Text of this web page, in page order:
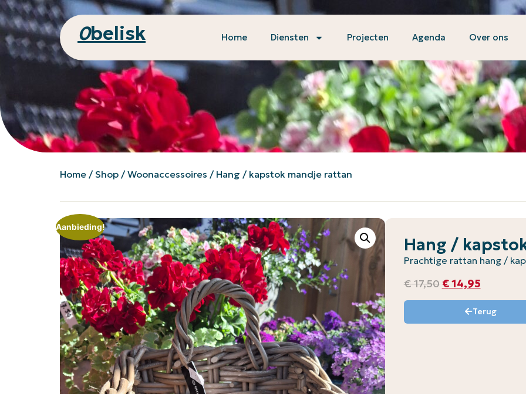
0belisk Home Diensten Projecten Agenda Over ons
Home / Shop / Woonaccessoires / Hang / kapstok mandje rattan
Aanbieding!
Hang /
Prachtige rattan hang /
€17,50 €14,95
Terug